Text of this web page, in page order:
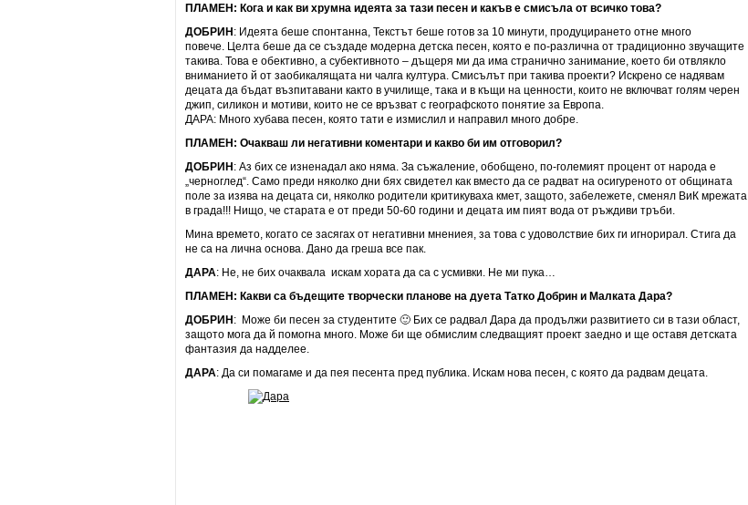
ПЛАМЕН: Кога и как ви хрумна идеята за тази песен и какъв е смисъла от всичко това?
ДОБРИН : Идеята беше спонтанна, Текстът беше готов за 10 минути, продуцирането отне много
повече. Целта беше да се създаде модерна детска песен, която е по-различна от традиционно звучащите
такива. Това е обективно, а субективното – дъщеря ми да има странично занимание, което би отвлякло
вниманието й от заобикалящата ни чалга култура. Смисълът при такива проекти? Искрено се надявам
децата да бъдат възпитавани както в училище, така и в къщи на ценности, които не включват голям черен
джип, силикон и мотиви, които не се връзват с географското понятие за Европа.
ДАРА: Много хубава песен, която тати е измислил и направил много добре.
ПЛАМЕН: Очакваш ли негативни коментари и какво би им отговорил?
ДОБРИН : Аз бих се изненадал ако няма. За съжаление, обобщено, по-големият процент от народа е
„черноглед“. Само преди няколко дни бях свидетел как вместо да се радват на осигуреното от общината
поле за изява на децата си, няколко родители критикуваха кмет, защото, забележете, сменял ВиК мрежата
в града!!! Нищо, че старата е от преди 50-60 години и децата им пият вода от ръждиви тръби.
Мина времето, когато се засягах от негативни мнениея, за това с удоволствие бих ги игнорирал. Стига да
не са на лична основа. Дано да греша все пак.
ДАРА: Не, не бих очаквала искам хората да са с усмивки. Не ми пука…
ПЛАМЕН: Какви са бъдещите творчески планове на дуета Татко Добрин и Малката Дара?
ДОБРИН : Може би песен за студентите 🙂 Бих се радвал Дара да продължи развитието си в тази област,
защото мога да й помогна много. Може би ще обмислим следващият проект заедно и ще оставя детската
фантазия да надделее.
ДАРА: Да си помагаме и да пея песента пред публика. Искам нова песен, с която да радвам децата.